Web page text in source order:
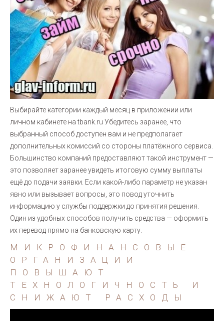
Выбирайте категории каждый месяц в приложении или
личном кабинете на tbank.ru Убедитесь заранее, что
выбранный способ доступен вам и не предполагает
дополнительных комиссий со стороны платёжного сервиса.
Большинство компаний предоставляют такой инструмент —
это позволяет заранее увидеть итоговую сумму выплаты
ещё до подачи заявки. Если какой-либо параметр не указан
явно или вызывает вопросы, это повод уточнить
информацию у службы поддержки до принятия решения.
Один из удобных способов получить средства — оформить
их перевод прямо на банковскую карту.
МИКРОФИНАНСОВЫЕ
ОРГАНИЗАЦИИ
ПОВЫШАЮТ
ТЕХНОЛОГИЧНОСТЬ И
СНИЖАЮТ РАСХОДЫ